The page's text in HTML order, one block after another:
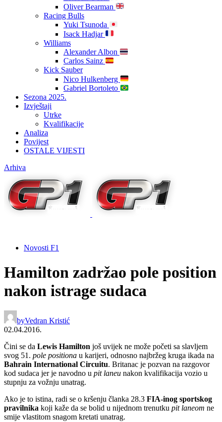
Oliver Bearman
Racing Bulls
Yuki Tsunoda
Isack Hadjar
Williams
Alexander Albon
Carlos Sainz
Kick Sauber
Nico Hulkenberg
Gabriel Bortoleto
Sezona 2025.
Izvještaji
Utrke
Kvalifikacije
Analiza
Povijest
OSTALE VIJESTI
Arhiva
Novosti F1
Hamilton zadržao pole position
nakon istrage sudaca
byVedran Kristić
02.04.2016.
Čini se da Lewis Hamilton još uvijek ne može početi sa slavljem
svog 51. pole positiona u karijeri, odnosno najbržeg kruga ikada na
Bahrain International Circuitu. Britanac je pozvan na razgovor
kod sudaca jer je navodno u pit laneu nakon kvalifikacija vozio u
stupnju za vožnju unatrag.
Ako je to istina, radi se o kršenju članka 28.3 FIA-inog sportskog
pravilnika koji kaže da se bolid u nijednom trenutku pit laneom ne
smije vlastitom snagom kretati unatrag.